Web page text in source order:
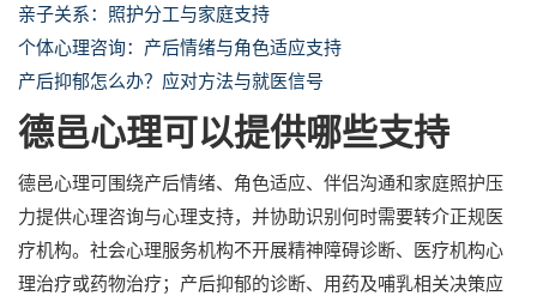
亲子关系：照护分工与家庭支持
个体心理咨询：产后情绪与角色适应支持
产后抑郁怎么办？应对方法与就医信号
德邑心理可以提供哪些支持
德邑心理可围绕产后情绪、角色适应、伴侣沟通和家庭照护压
力提供心理咨询与心理支持，并协助识别何时需要转介正规医
疗机构。社会心理服务机构不开展精神障碍诊断、医疗机构心
理治疗或药物治疗；产后抑郁的诊断、用药及哺乳相关决策应